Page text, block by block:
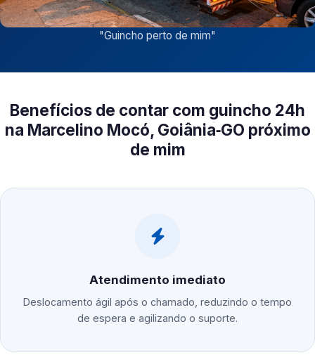
"Guincho perto de mim"
Benefícios de contar com guincho 24h
na Marcelino Mocó, Goiânia‑GO próximo
de mim
Atendimento imediato
Deslocamento ágil após o chamado, reduzindo o tempo
de espera e agilizando o suporte.